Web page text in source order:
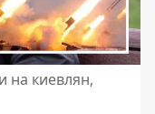
на киевлян,